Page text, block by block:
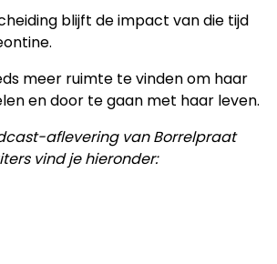
blijft de impact van die tijd
meer ruimte te vinden om haar
en door te gaan met haar leven.
aflevering van Borrelpraat
vind je hieronder: